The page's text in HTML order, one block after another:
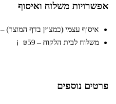
אפשרויות משלוח ואיסוף
איסוף עצמי (כמצוין בדף המוצר) – ₪0
משלוח לבית הלקוח – ₪59 ℹ️
פרטים נוספים